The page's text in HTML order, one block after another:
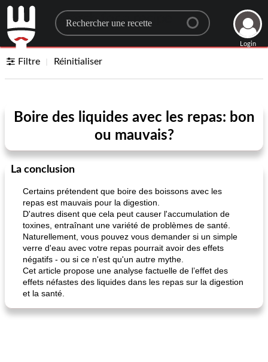
Search for a recipe
Login
Filtre Réinitialiser
Boire des liquides avec les repas: bon
ou mauvais?
La conclusion
Certains prétendent que boire des boissons avec les
repas est mauvais pour la digestion.
D'autres disent que cela peut causer l'accumulation de
toxines, entraînant une variété de problèmes de santé.
Naturellement, vous pouvez vous demander si un simple
verre d'eau avec votre repas pourrait avoir des effets
négatifs - ou si ce n'est qu'un autre mythe.
Cet article propose une analyse factuelle de l’effet des
effets néfastes des liquides dans les repas sur la digestion
et la santé.